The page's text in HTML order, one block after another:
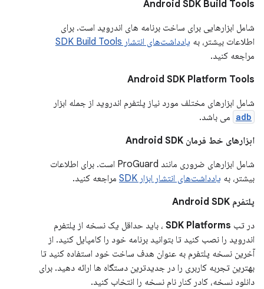
Android SDK Build Tools
شامل ابزارهایی برای ساخت برنامه های اندروید است. برای
اطلاعات بیشتر، به یادداشت‌های انتشار SDK Build Tools
مراجعه کنید.
Android SDK Platform Tools
شامل ابزارهای مختلف مورد نیاز پلتفرم اندروید از جمله ابزار
adb می باشد.
ابزارهای خط فرمان Android SDK
شامل ابزارهای ضروری مانند ProGuard است. برای اطلاعات
بیشتر، به یادداشت‌های انتشار ابزار SDK
مراجعه کنید.
پلتفرم Android SDK
در تب SDK Platforms ، باید حداقل یک نسخه از پلتفرم
اندروید را نصب کنید تا بتوانید برنامه خود را کامپایل کنید. از
آخرین نسخه پلتفرم به عنوان هدف ساخت خود استفاده کنید تا
بهترین تجربه کاربری را در جدیدترین دستگاه ها ارائه دهید. برای
دانلود نسخه، کادر کنار نام نسخه را انتخاب کنید.